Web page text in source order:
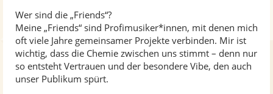
Wer sind die „Friends“?
Meine „Friends“ sind Profimusiker*innen, mit denen mich
oft viele Jahre gemeinsamer Projekte verbinden. Mir ist
wichtig, dass die Chemie zwischen uns stimmt – denn nur
so entsteht Vertrauen und der besondere Vibe, den auch
unser Publikum spürt.